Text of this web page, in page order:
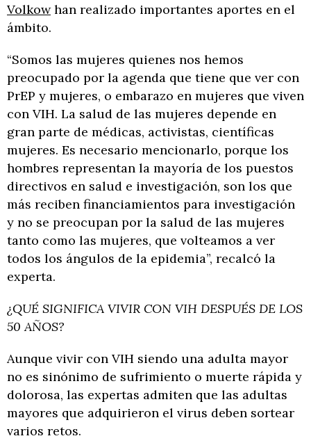
Volkowhan realizado importantes aportes en el
ámbito.
“Somos las mujeres quienes nos hemos
preocupado por la agenda que tiene que ver con
PrEP y mujeres, o embarazo en mujeres que viven
con VIH. La salud de las mujeres depende en
gran parte de médicas, activistas, científicas
mujeres. Es necesario mencionarlo, porque los
hombres representan la mayoría de los puestos
directivos en salud e investigación, son los que
más reciben financiamientos para investigación
y no se preocupan por la salud de las mujeres
tanto como las mujeres, que volteamos a ver
todos los ángulos de la epidemia”, recalcó la
experta.
¿QUÉ SIGNIFICA VIVIR CON VIH DESPUÉS DE LOS
50 AÑOS?
Aunque vivir con VIH siendo una adulta mayor
no es sinónimo de sufrimiento o muerte rápida y
dolorosa, las expertas admiten que las adultas
mayores que adquirieron el virus deben sortear
varios retos.